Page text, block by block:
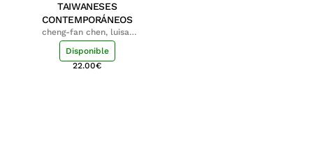
TAIWANESES
CONTEMPORÁNEOS
cheng-fan chen, luisa;
shu-ying chang, luisa
Disponible
22.00€